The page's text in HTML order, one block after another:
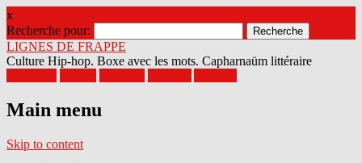
x
Recherche pour:
LIGNES DE FRAPPE
Culture Hip-hop. Boxe avec les mots. Capharnaüm littéraire
Main menu
Skip to content